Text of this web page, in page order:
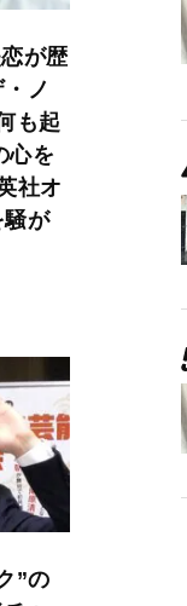
が歴
ノ
も起
心を
社オ
が
”の